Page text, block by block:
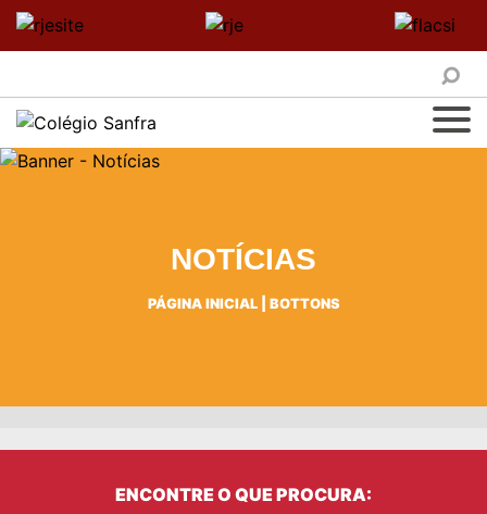
NOTÍCIAS
PÁGINA INICIAL| BOTTONS
ENCONTRE O QUE PROCURA: